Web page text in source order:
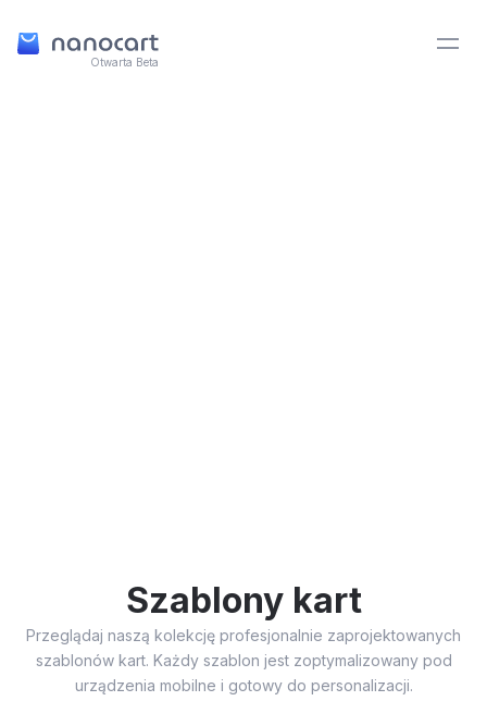
Otwarta Beta
Szablony kart
Przeglądaj naszą kolekcję profesjonalnie zaprojektowanych
szablonów kart. Każdy szablon jest zoptymalizowany pod
urządzenia mobilne i gotowy do personalizacji.